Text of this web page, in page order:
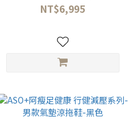
NT$6,995